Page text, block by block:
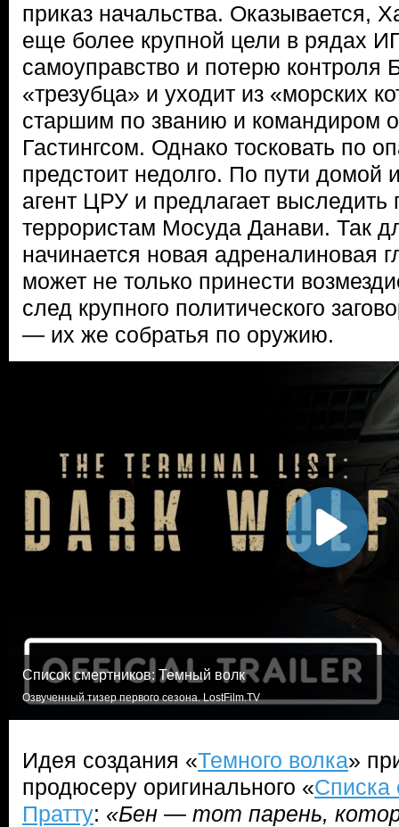
приказ начальства. Оказывается,
еще более крупной цели в рядах
самоуправство и потерю контроля
«трезубца» и уходит из «морских
старшим по званию и командиром
Гастингсом. Однако тосковать по
предстоит недолго. По пути домой
агент ЦРУ и предлагает
террористам Мосуда Данави. Так
начинается новая адреналиновая
может не только принести
след крупного политического
— их же собратья по оружию.
Список смертников: Темный волк
Озвученный тизер первого сезона. LostFilm.TV
Идея создания «Темного волка»
продюсеру оригинального «Списка
Пратту: «Бен — тот парень,